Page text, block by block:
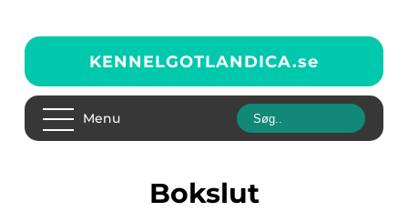
KENNELGOTLANDICA.se
Menu
bokslut